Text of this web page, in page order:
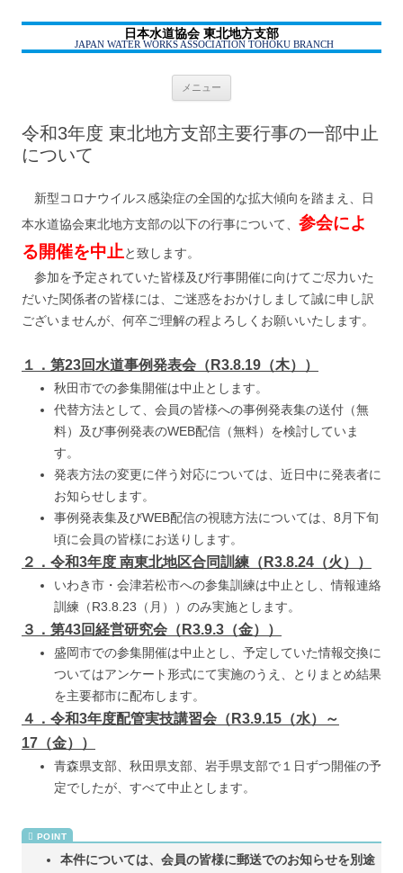
日本水道協会 東北地方支部
JAPAN WATER WORKS ASSOCIATION TOHOKU BRANCH
メニュー
ツ
へ
プ
令和3年度 東北地方支部主要行事の一部中止
について
新型コロナウイルス感染症の全国的な拡大傾向を踏まえ、日
本水道協会東北地方支部の以下の行事について、 参会によ
る開催を中止と致します。
参加を予定されていた皆様及び行事開催に向けてご尽力いた
だいた関係者の皆様には、ご迷惑をおかけしまして誠に申し訳
ございませんが、何卒ご理解の程よろしくお願いいたします。
１．第23回水道事例発表会（R3.8.19（木））
秋田市での参集開催は中止とします。
代替方法として、会員の皆様への事例発表集の送付（無
料）及び事例発表のWEB配信（無料）を検討していま
す。
発表方法の変更に伴う対応については、近日中に発表者に
お知らせします。
事例発表集及びWEB配信の視聴方法については、8月下旬
頃に会員の皆様にお送りします。
２．令和3年度 南東北地区合同訓練（R3.8.24（火））
いわき市・会津若松市への参集訓練は中止とし、情報連絡
訓練（R3.8.23（月））のみ実施とします。
３．第43回経営研究会（R3.9.3（金））
盛岡市での参集開催は中止とし、予定していた情報交換に
ついてはアンケート形式にて実施のうえ、とりまとめ結果
を主要都市に配布します。
４．令和3年度配管実技講習会（R3.9.15（水）～
17（金））
青森県支部、秋田県支部、岩手県支部で１日ずつ開催の予
定でしたが、すべて中止とします。
本件については、会員の皆様に郵送でのお知らせを別途